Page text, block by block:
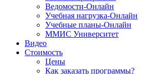
Ведомости-Онлайн
Учебная нагрузка-Онлайн
Учебные планы-Онлайн
ММИС Университет
Видео
Стоимость
Цены
Как заказать программы?